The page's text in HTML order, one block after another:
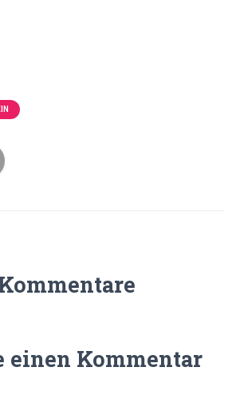
einen Kommentar